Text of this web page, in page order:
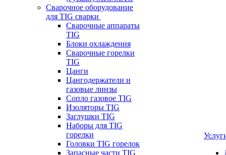
Сварочное оборудование
для TIG сварки
Сварочные аппараты
TIG
Блоки охлаждения
Сварочные горелки
TIG
Цанги
Цангодержатели и
газовые линзы
Сопло газовое TIG
Изоляторы TIG
Заглушки TIG
Наборы для TIG
горелки
Головки TIG горелок
Запасные части TIG